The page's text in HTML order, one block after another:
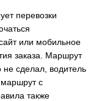
перевозки
или мобильное
заказа. Маршрут
не сделал, водитель
с
также